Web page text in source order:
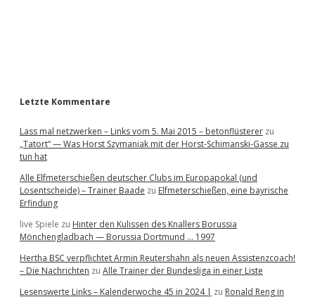
Letzte Kommentare
Lass mal netzwerken – Links vom 5. Mai 2015 – betonflüsterer zu
„Tatort“ — Was Horst Szymaniak mit der Horst-Schimanski-Gasse zu
tun hat
Alle Elfmeterschießen deutscher Clubs im Europapokal (und
Losentscheide) – Trainer Baade zu Elfmeterschießen, eine bayrische
Erfindung
live Spiele zu Hinter den Kulissen des Knallers Borussia
Mönchengladbach — Borussia Dortmund … 1997
Hertha BSC verpflichtet Armin Reutershahn als neuen Assistenzcoach!
– Die Nachrichten zu Alle Trainer der Bundesliga in einer Liste
Lesenswerte Links – Kalenderwoche 45 in 2024 | zu Ronald Reng in